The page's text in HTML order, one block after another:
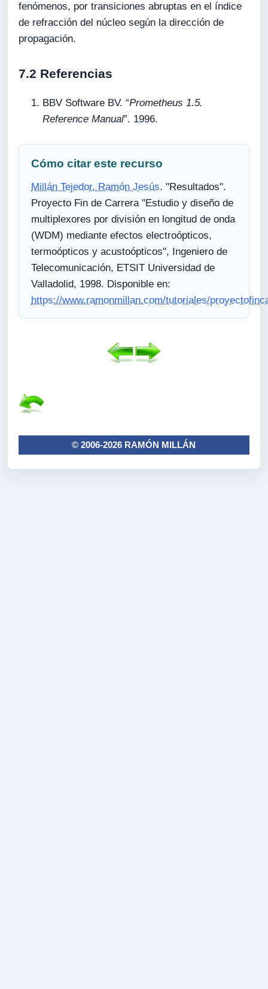
fenómenos, por transiciones abruptas en el índice
de refracción del núcleo según la dirección de
propagación.
7.2 Referencias
BBV Software BV. “Prometheus 1.5.
Reference Manual”. 1996.
Cómo citar este recurso
Millán Tejedor, Ramón Jesús. "Resultados".
Proyecto Fin de Carrera "Estudio y diseño de
multiplexores por división en longitud de onda
(WDM) mediante efectos electroópticos,
termoópticos y acustoópticos", Ingeniero de
Telecomunicación, ETSIT Universidad de
Valladolid, 1998. Disponible en:
https://www.ramonmillan.com/tutoriales/
© 2006-2026 RAMÓN MILLÁN